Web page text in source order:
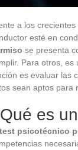
a los
esté en
se presenta
Para otros, es
es evaluar las
sean aptos para
es
test psicotécnico